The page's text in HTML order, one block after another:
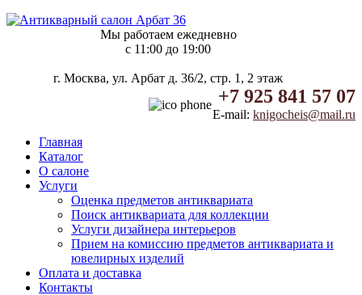
Мы работаем ежедневно
c 11:00 до 19:00
г. Москва, ул. Арбат д. 36/2, стр. 1, 2 этаж
+7 925 841 57 07
E-mail: knigocheis@mail.ru
Главная
Каталог
О салоне
Услуги
Оценка предметов антиквариата
Поиск антиквариата для коллекции
Услуги дизайнера интерьеров
Прием на комиссию предметов антиквариата и
ювелирных изделий
Оплата и доставка
Контакты